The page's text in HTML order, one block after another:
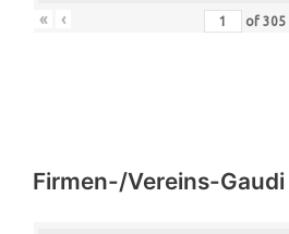
« ‹ of 305
Firmen-/Vereins-